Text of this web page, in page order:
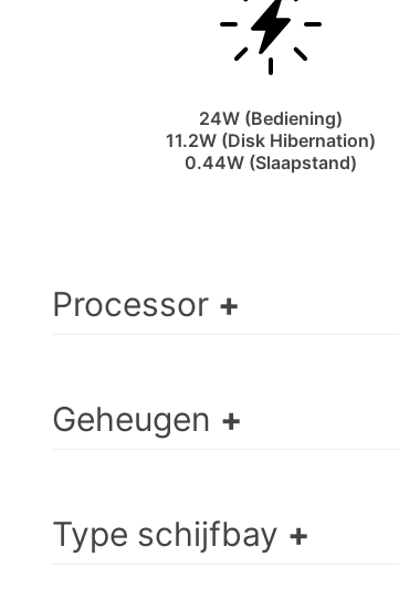
24W (Bediening)
11.2W (Disk Hibernation)
0.44W (Slaapstand)
Processor
Geheugen
Type schijfbay